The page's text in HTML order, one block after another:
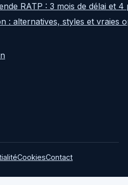
RATP : 3 mois de délai et
: alternatives, styles et vraies
CookiesContact